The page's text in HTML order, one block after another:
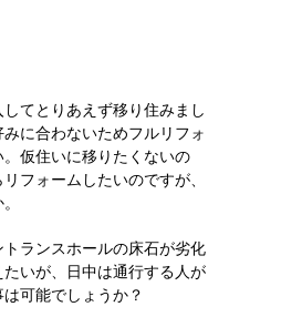
てとりあえず移り住みまし
に合わないためフルリフォ
。仮住いに移りたくないの
フォームしたいのですが、
トランスホールの床石が劣化
たいが、日中は通行する人が
可能でしょうか？